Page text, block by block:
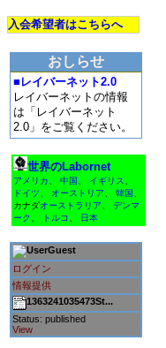
入会希望者はこちらへ
おしらせ
■レイバーネット2.0
レイバーネットの情報
は「レイバーネット
2.0」をご覧ください。
世界のLabornet
アメリカ 中国 イギリス
ドイツ
オーストリア 韓国
カナダオーストラリア
デンマ
ーク
トルコ 日本
Guest
ログイン
情報提供
1363241035473St...
Status: published
View